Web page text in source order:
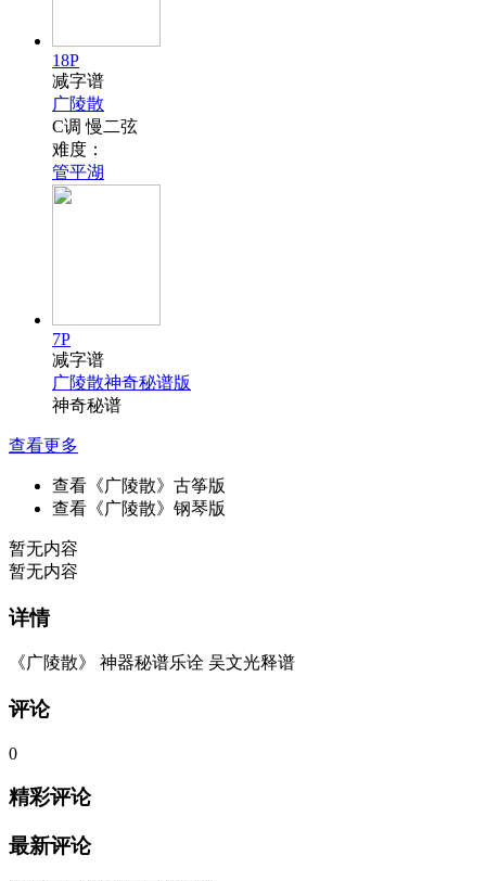
18P
减字谱
广陵散
C调 慢二弦
难度：
管平湖
7P
减字谱
广陵散神奇秘谱版
神奇秘谱
查看更多
查看《广陵散》古筝版
查看《广陵散》钢琴版
暂无内容
暂无内容
详情
《广陵散》 神器秘谱乐诠 吴文光释谱
评论
0
精彩评论
最新评论